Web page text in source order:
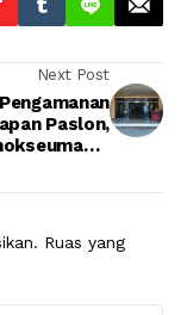
Next Post
Pengamanan
Paslon,
Ruas yang